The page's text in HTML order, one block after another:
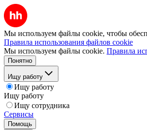
Мы используем файлы cookie, чтобы
Правила использования файлов cookie
Мы используем файлы cookie. Правила
Понятно
Ищу работу
Ищу работу
Ищу работу
Ищу сотрудника
Сервисы
Помощь